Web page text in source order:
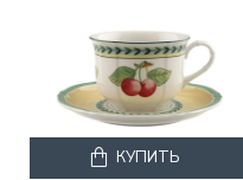
КУПИТЬ